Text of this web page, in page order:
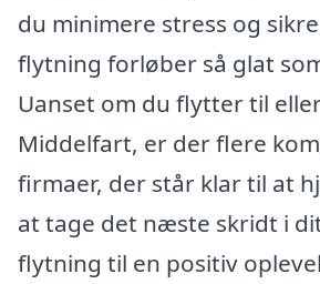
du minimere stress og
flytning forløber så glat
Uanset om du flytter til
Middelfart, er der flere
firmaer, der står klar til at
at tage det næste skridt i
flytning til en positiv